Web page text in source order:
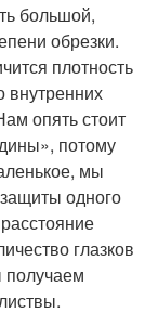
большой,
обрезки.
плотность
внутренних
опять стоит
потому
мы
одного
глазков
получаем